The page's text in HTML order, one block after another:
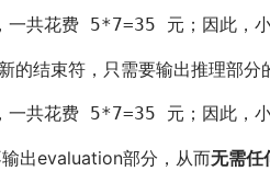
一共花费 5*7=35 元；因此，
的结束符，只需要输出推理部分
一共花费 5*7=35 元；因此，
出evaluation部分，从而无需任